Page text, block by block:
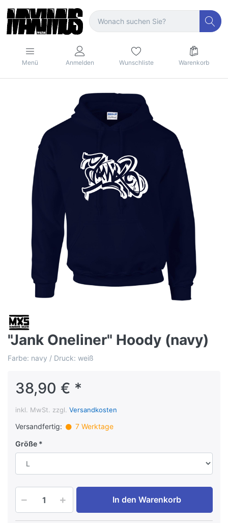
Menü Anmelden Wunschliste Warenkorb
"Jank Oneliner" Hoody (navy)
Farbe: navy / Druck: weiß
38,90 € *
inkl. MwSt. zzgl. Versandkosten
Versandfertig:
7 Werktage
Größe
In den Warenkorb